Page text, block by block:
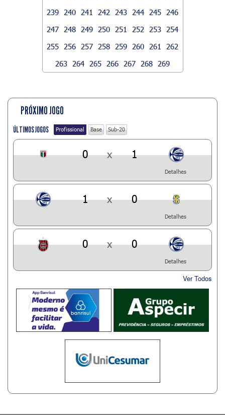
239
240 241 242 243 244 245
246
247
248 249 250 251 252 253
254
255
256 257 258 259 260 261
262
263
264 265 266 267 268 269
PRÓXIMO JOGO
ÚLTIMOS JOGOS Profissional Base Sub-20
0 x 1
Detalhes
1 x 0
Detalhes
0 x 0
Detalhes
Ver Todos